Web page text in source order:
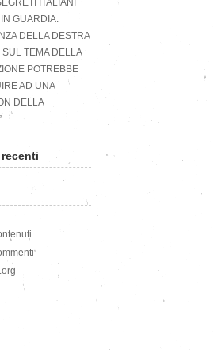
ITALIANI
GUARDIA:
DELLA DESTRA
TEMA DELLA
POTREBBE
AD UNA
DELLA